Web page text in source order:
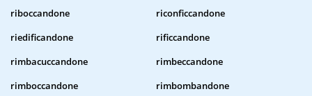
riboccandone
riconficcandone
riedificandone
rificcandone
rimbacuccandone
rimbeccandone
rimboccandone
rimbombandone